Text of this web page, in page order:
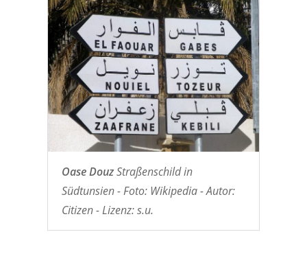
Oase DouzStraßenschild in
Südtunsien - Foto: Wikipedia - Autor:
Citizen - Lizenz: s.u.